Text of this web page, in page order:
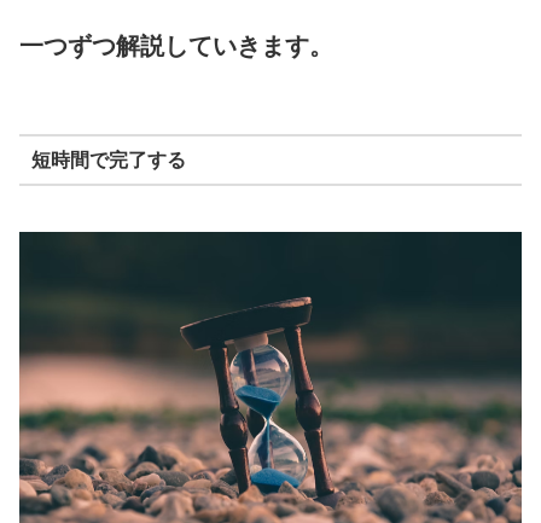
一つずつ解説していきます。
短時間で完了する